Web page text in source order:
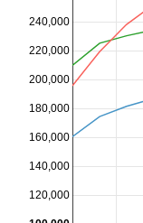
120,000
140,000
160,000
180,000
200,000
220,000
240,000